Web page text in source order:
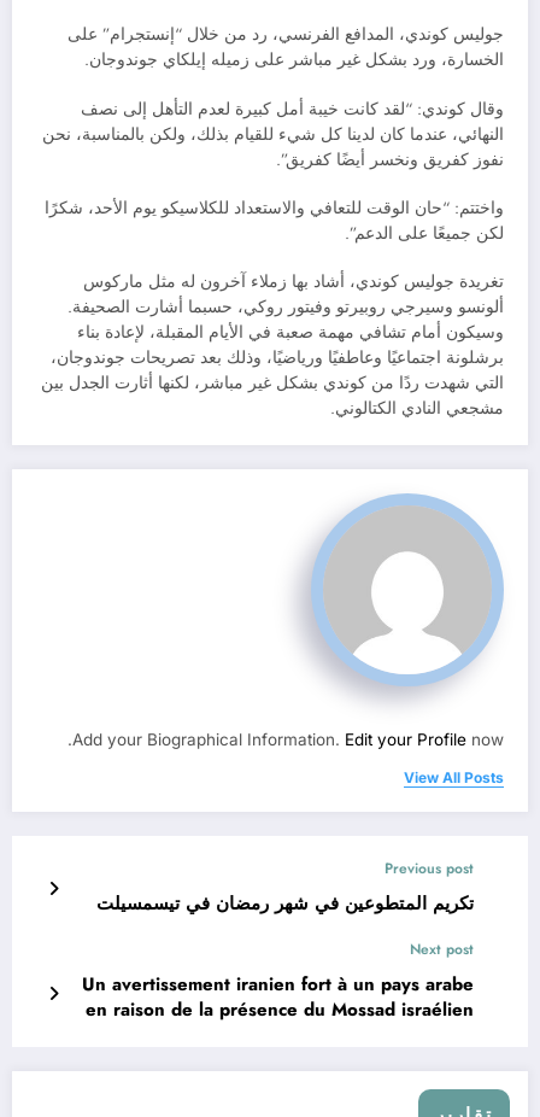
جوليس كوندي، المدافع الفرنسي، رد من خلال “إنستجرام” على
الخسارة، ورد بشكل غير مباشر على زميله إيلكاي جوندوجان.
وقال كوندي: “لقد كانت خيبة أمل كبيرة لعدم التأهل إلى نصف
النهائي، عندما كان لدينا كل شيء للقيام بذلك، ولكن بالمناسبة، نحن
نفوز كفريق ونخسر أيضًا كفريق”.
واختتم: “حان الوقت للتعافي والاستعداد للكلاسيكو يوم الأحد، شكرًا
لكن جميعًا على الدعم”.
تغريدة جوليس كوندي، أشاد بها زملاء آخرون له مثل ماركوس
ألونسو وسيرجي روبيرتو وفيتور روكي، حسبما أشارت الصحيفة.
وسيكون أمام تشافي مهمة صعبة في الأيام المقبلة، لإعادة بناء
برشلونة اجتماعيًا وعاطفيًا ورياضيًا، وذلك بعد تصريحات جوندوجان،
التي شهدت ردًا من كوندي بشكل غير مباشر، لكنها أثارت الجدل بين
مشجعي النادي الكتالوني.
Add your Biographical Information. Edit your Profile now.
View All Posts
Previous post
تكريم المتطوعين في شهر رمضان في تيسمسيلت
Next post
Un avertissement iranien fort à un pays arabe
en raison de la présence du Mossad israélien